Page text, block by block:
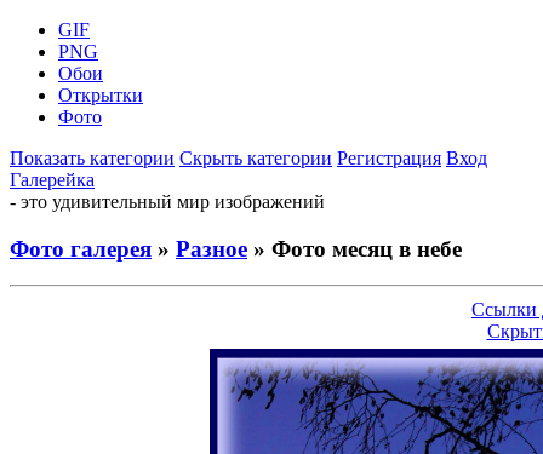
GIF
PNG
Обои
Открытки
Фото
Показать категории Скрыть категории Регистрация Вход
Галерейка
- это удивительный мир изображений
Фото галерея » Разное » Фото месяц в небе
Ссылки